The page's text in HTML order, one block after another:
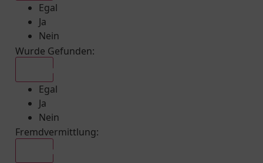
Egal
Ja
Nein
Wurde Gefunden:
Egal
Ja
Nein
Fremdvermittlung: